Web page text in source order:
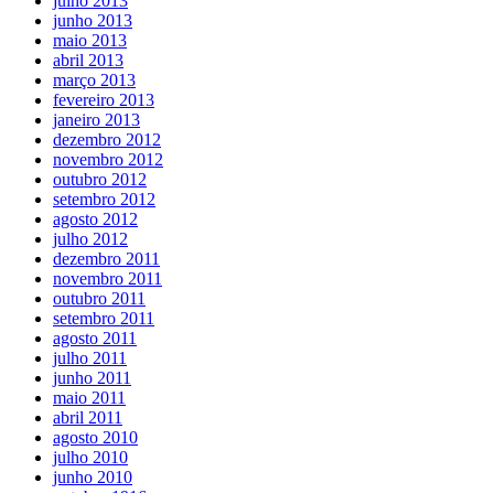
junho 2013
maio 2013
abril 2013
março 2013
fevereiro 2013
janeiro 2013
dezembro 2012
novembro 2012
outubro 2012
setembro 2012
agosto 2012
julho 2012
dezembro 2011
novembro 2011
outubro 2011
setembro 2011
agosto 2011
julho 2011
junho 2011
maio 2011
abril 2011
agosto 2010
julho 2010
junho 2010